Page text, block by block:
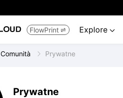
FlowPrint  Explore 
Comunità Prywatne
Prywatne